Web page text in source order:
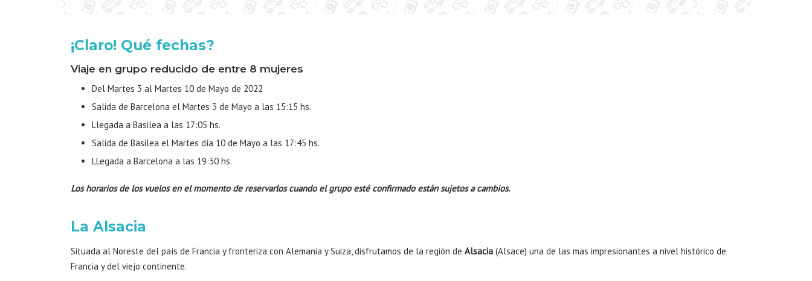
¡Claro! Qué fechas?
Viaje en grupo reducido de entre 8 mujeres
Del Martes 3 al Martes 10 de Mayo de 2022
Salida de Barcelona el Martes 3 de Mayo a las 15:15 hs.
Llegada a Basilea a las 17:05 hs.
Salida de Basilea el Martes día 10 de Mayo a las 17:45 hs.
LLegada a Barcelona a las 19:30 hs.
Los horarios de los vuelos en el momento de reservarlos cuando el grupo esté confirmado están sujetos a cambios.
La Alsacia
Situada al Noreste del país de Francia y fronteriza con Alemania y Suiza, disfrutamos de la región de Alsacia (Alsace) una de las mas impresionantes a nivel histórico de
Francia y del viejo continente.